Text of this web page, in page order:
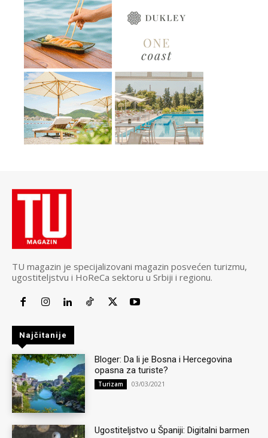
TU magazin je specijalizovani magazin posvećen turizmu,
ugostiteljstvu i HoReCa sektoru u Srbiji i regionu.
Najčitanije
Bloger: Da li je Bosna i Hercegovina
opasna za turiste?
Turizam 03/03/2021
Ugostiteljstvo u Španiji: Digitalni barmen